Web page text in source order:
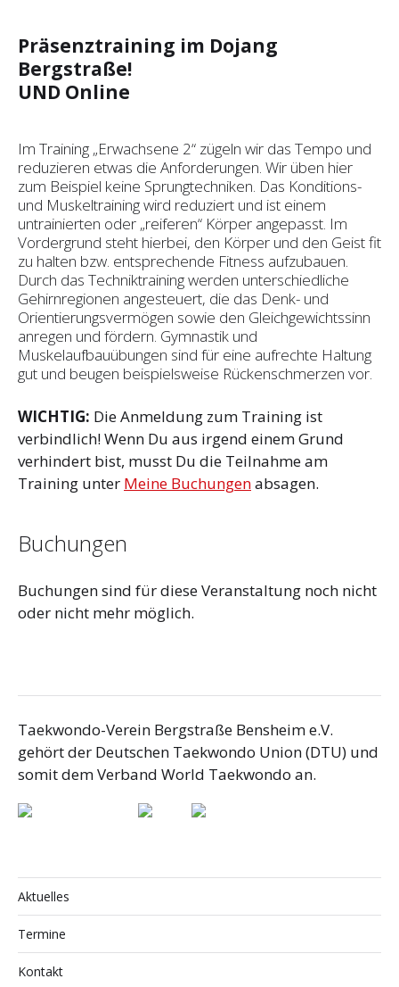
Präsenztraining im Dojang
Bergstraße!
UND Online
Im Training „Erwachsene 2“ zügeln wir das Tempo und
reduzieren etwas die Anforderungen. Wir üben hier
zum Beispiel keine Sprungtechniken. Das Konditions-
und Muskeltraining wird reduziert und ist einem
untrainierten oder „reiferen“ Körper angepasst. Im
Vordergrund steht hierbei, den Körper und den Geist fit
zu halten bzw. ent­sprechende Fitness aufzubauen.
Durch das Techniktraining werden unterschiedliche
Gehirnregionen angesteuert, die das Denk- und
Orientierungsvermögen sowie den Gleichgewichtssinn
anregen und fördern. Gymnastik und
Muskelaufbauübungen sind für eine aufrechte Haltung
gut und beugen beispielsweise Rückenschmerzen vor.
WICHTIG: Die Anmeldung zum Training ist
verbindlich! Wenn Du aus irgend einem Grund
verhindert bist, musst Du die Teilnahme am
Training unter Meine Buchungenabsagen.
Buchungen
Buchungen sind für diese Veranstaltung noch nicht
oder nicht mehr möglich.
Taekwondo-Verein Bergstraße Bensheim e.V.
gehört der Deutschen Taekwondo Union (DTU) und
somit dem Verband World Taekwondo an.
Aktuelles
Termine
Kontakt